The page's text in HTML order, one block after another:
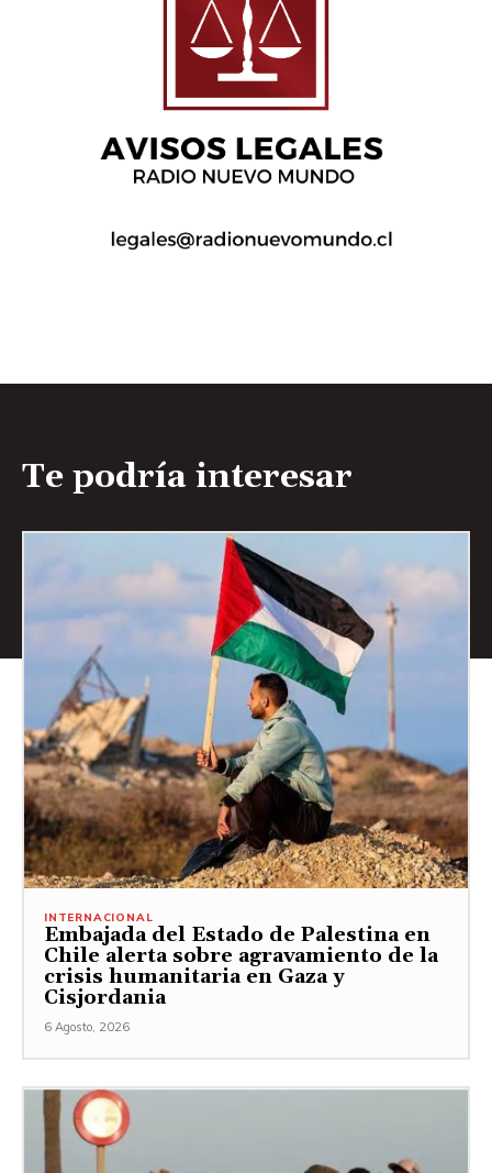
Te podría interesar
INTERNACIONAL
Embajada del Estado de Palestina en
Chile alerta sobre agravamiento de la
crisis humanitaria en Gaza y
Cisjordania
6 Agosto, 2026